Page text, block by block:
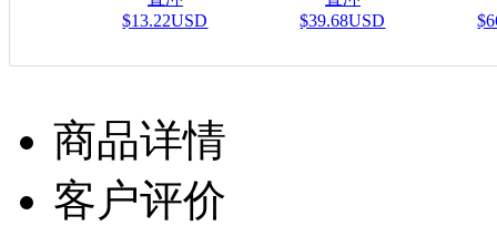
$13.22USD
$39.68USD
商品详情
客户评价